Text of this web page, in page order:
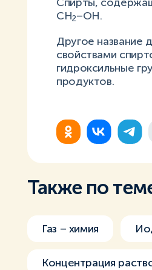
Спирты,
СН2–ОН.
Другое название
свойствами
гидроксильные
продуктов.
Также по
Газ – химия
Концентрация